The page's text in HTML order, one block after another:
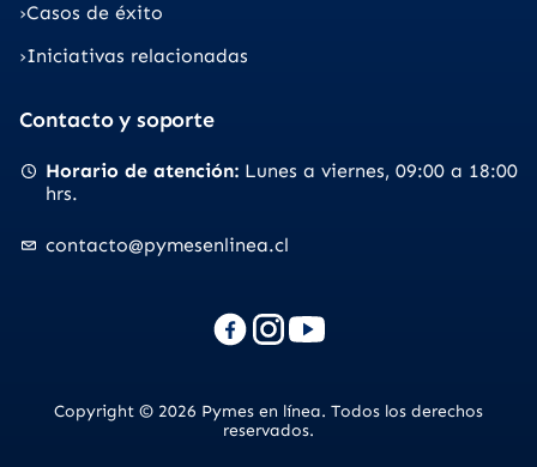
Casos de éxito
Iniciativas relacionadas
Contacto y soporte
Horario de atención Lunes a viernes 09:00 a 18:00
hrs.
contacto@pymesenlinea.cl
Copyright © 2026 Pymes en línea. Todos los derechos
reservados.